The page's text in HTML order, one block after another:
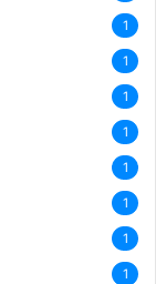
1
1
1
1
1
1
1
1